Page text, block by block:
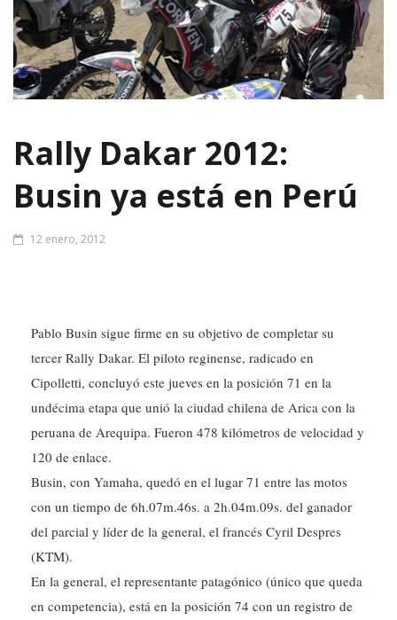
Rally Dakar 2012:
Busin ya está en Perú
12 enero, 2012
Pablo Busin sigue firme en su objetivo de completar su
tercer Rally Dakar. El piloto reginense, radicado en
Cipolletti, concluyó este jueves en la posición 71 en la
undécima etapa que unió la ciudad chilena de Arica con la
peruana de Arequipa. Fueron 478 kilómetros de velocidad y
120 de enlace.
Busin, con Yamaha, quedó en el lugar 71 entre las motos
con un tiempo de 6h.07m.46s. a 2h.04m.09s. del ganador
del parcial y líder de la general, el francés Cyril Despres
(KTM).
En la general, el representante patagónico (único que queda
en competencia), está en la posición 74 con un registro de